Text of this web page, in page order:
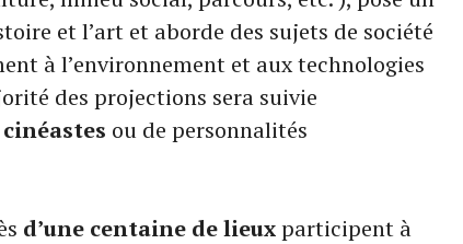
et l’art et aborde des sujets de société
à l’environnement et aux technologies
des projections sera suivie
ou de personnalités
d’une centaine de lieuxparticipent à